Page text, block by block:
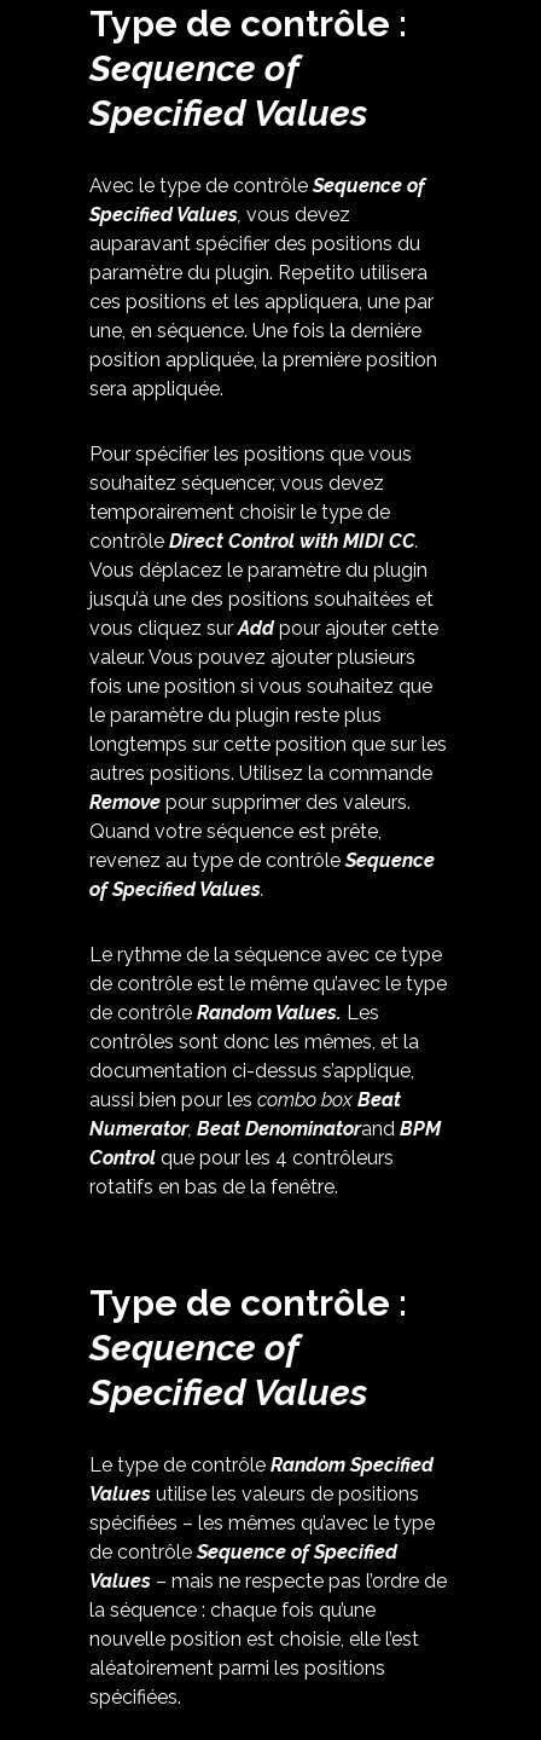
Type de contrôle :
Sequence of
Specified Values
Avec le type de contrôleSequence of
Specified Values, vous devez
auparavant spécifier des positions du
paramètre du plugin. Repetito utilisera
ces positions et les appliquera, une par
une, en séquence. Une fois la dernière
position appliquée, la première position
sera appliquée.
Pour spécifier les positions que vous
souhaitez séquencer, vous devez
temporairement choisir le type de
contrôle Direct Control with MIDI CC.
Vous déplacez le paramètre du plugin
jusqu’à une des positions souhaitées et
vous cliquez surAdd pour ajouter cette
valeur. Vous pouvez ajouter plusieurs
fois une position si vous souhaitez que
le paramètre du plugin reste plus
longtemps sur cette position que sur les
autres positions. Utilisez la commande
Remove pour supprimer des valeurs.
Quand votre séquence est prête,
revenez au type de contrôleSequence
of Specified Values.
Le rythme de la séquence avec ce type
de contrôle est le même qu’avec le type
de contrôle Random Values. Les
contrôles sont donc les mêmes, et la
documentation ci-dessus s’applique,
aussi bien pour les combo box Beat
Numerator, Beat Denominatorand BPM
Control que pour les 4 contrôleurs
rotatifs en bas de la fenêtre.
Type de contrôle :
Sequence of
Specified Values
Le type de contrôle Random Specified
Values utilise les valeurs de positions
spécifiées – les mêmes qu’avec le type
de contrôleSequence of Specified
Values – mais ne respecte pas l’ordre de
la séquence : chaque fois qu’une
nouvelle position est choisie, elle l’est
aléatoirement parmi les positions
spécifiées.